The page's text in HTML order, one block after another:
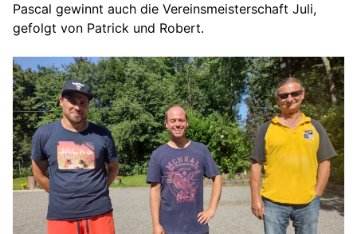
Pascal gewinnt auch die Vereinsmeisterschaft Juli,
gefolgt von Patrick und Robert.